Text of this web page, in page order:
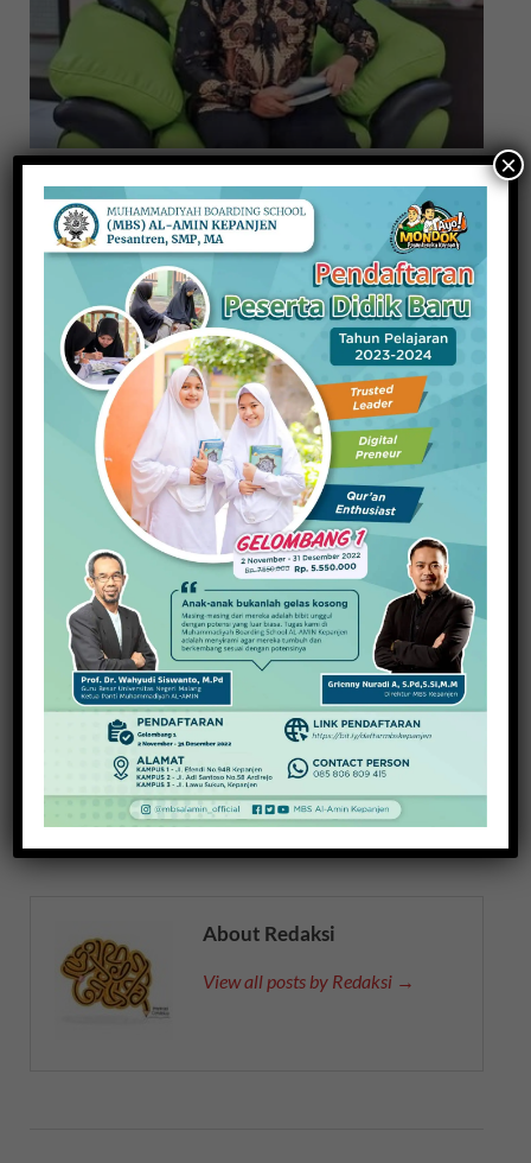
Gangguan Kesehatan Saat Puasa dan
Pencegahannya yang Perlu Anda Ketahui
17 Maret 2024
Menebar Pemikiran Malik Fadjar, Dua Buku
Kembali Diluncurkan
16 Maret 2024
PREVIOUS ARTICLE
Pendidikan Inklusi Kota
Batu Kian Diperkuat
NEXT ARTICLE
Fokus Pembinaan, KONI
Malang Digerojok APBD
15 Miliar
About Redaksi
View all posts by Redaksi →
×